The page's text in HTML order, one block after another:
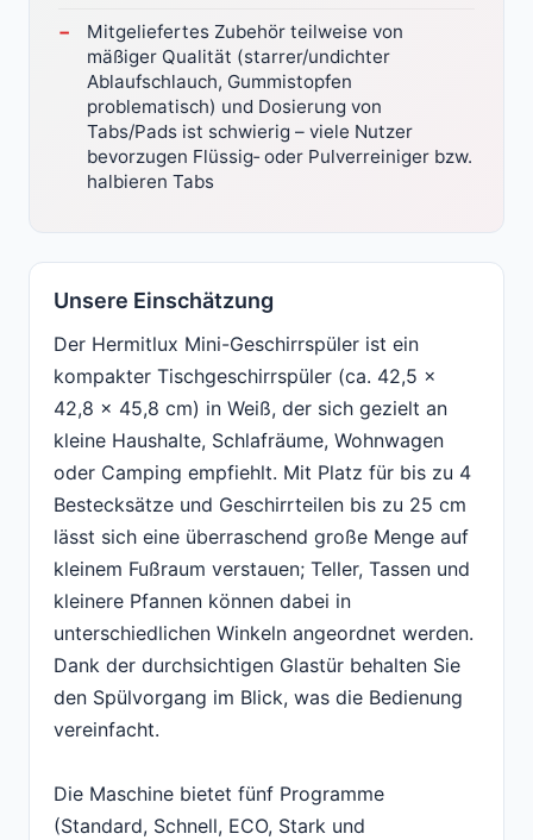
Mitgeliefertes Zubehör teilweise von
mäßiger Qualität (starrer/undichter
Ablaufschlauch, Gummistopfen
problematisch) und Dosierung von
Tabs/Pads ist schwierig – viele Nutzer
bevorzugen Flüssig‑ oder Pulverreiniger bzw.
halbieren Tabs
Unsere Einschätzung
Der Hermitlux Mini-Geschirrspüler ist ein
kompakter Tischgeschirrspüler (ca. 42,5 x
42,8 x 45,8 cm) in Weiß, der sich gezielt an
kleine Haushalte, Schlafräume, Wohnwagen
oder Camping empfiehlt. Mit Platz für bis zu 4
Bestecksätze und Geschirrteilen bis zu 25 cm
lässt sich eine überraschend große Menge auf
kleinem Fußraum verstauen; Teller, Tassen und
kleinere Pfannen können dabei in
unterschiedlichen Winkeln angeordnet werden.
Dank der durchsichtigen Glastür behalten Sie
den Spülvorgang im Blick, was die Bedienung
vereinfacht.
Die Maschine bietet fünf Programme
(Standard, Schnell, ECO, Stark und